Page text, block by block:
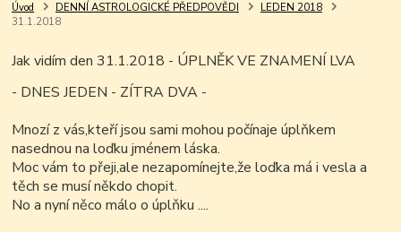
Úvod DENNÍ ASTROLOGICKÉ PŘEDPOVĚDI
LEDEN 2018
31.1.2018
Jak vidím den 31.1.2018 - ÚPLNĚK VE ZNAMENÍ LVA
- DNES JEDEN - ZÍTRA DVA -
Mnozí z vás,kteří jsou sami mohou počínaje úplňkem
nasednou na loďku jménem láska.
Moc vám to přeji,ale nezapomínejte,že loďka má i vesla a
těch se musí někdo chopit.
No a nyní něco málo o úplňku ....